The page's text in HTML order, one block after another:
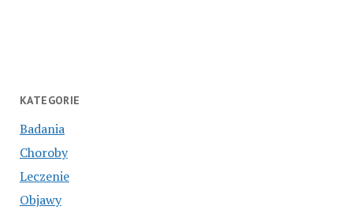
KATEGORIE
Badania
Choroby
Leczenie
Objawy